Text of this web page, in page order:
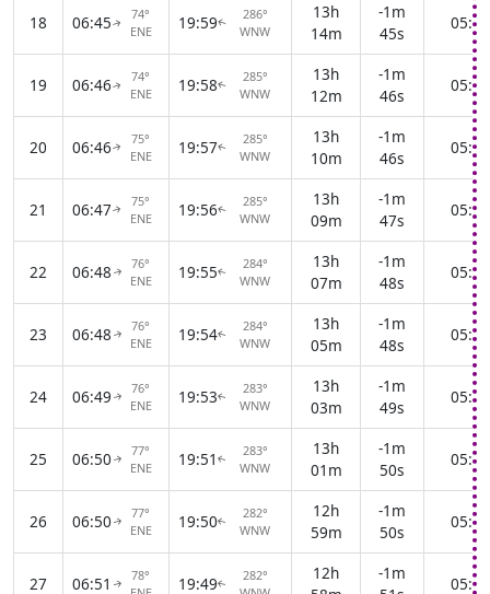
18 06:45↑
74°
ENE
19:59↑
286°
WNW
13h
14m
-1m
45s
05:17
19 06:46↑
74°
ENE
19:58↑
285°
WNW
13h
12m
-1m
46s
05:18
20 06:46↑
75°
ENE
19:57↑
285°
WNW
13h
10m
-1m
46s
05:18
21 06:47↑
75°
ENE
19:56↑
285°
WNW
13h
09m
-1m
47s
05:19
22 06:48↑
76°
ENE
19:55↑
284°
WNW
13h
07m
-1m
48s
05:20
23 06:48↑
76°
ENE
19:54↑
284°
WNW
13h
05m
-1m
48s
05:21
24 06:49↑
76°
ENE
19:53↑
283°
WNW
13h
03m
-1m
49s
05:22
25 06:50↑
77°
ENE
19:51 ↑
283°
WNW
13h
01m
-1m
50s
05:23
26 06:50↑
77°
ENE
19:50↑
282°
WNW
12h
59m
-1m
50s
05:24
27 06:51 ↑
78°
19:49↑
282°
12h
-1m
05:25